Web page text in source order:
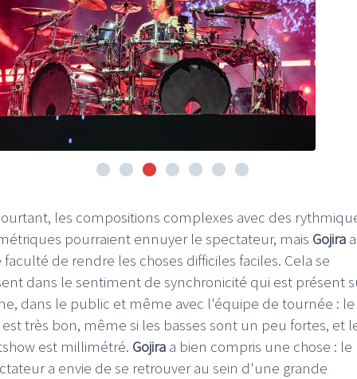
les compositions complexes avec des
pourraient ennuyer le spectateur, mais Gojira a
de rendre les choses difficiles faciles. Cela se
dans le sentiment de synchronicité qui est présent
dans le public et même avec l'équipe de tournée : le
très bon, même si les basses sont un peu fortes, et
est millimétré. Gojira a bien compris une chose : le
a envie de se retrouver au sein d'une grande